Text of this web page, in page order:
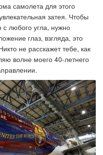
самолета для этого
затея. Чтобы
с любого угла, нужно
глаз, взгляда, это
не расскажет тебе, как
волне моего 40-летнего